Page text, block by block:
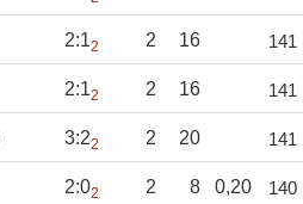
2:12 2 16 141
2:12 2 16 141
3:22 2 20 141
2:02 2 8 0,20 140